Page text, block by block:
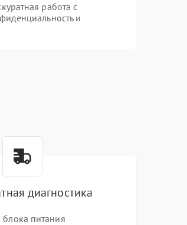
работа с
и
диагностика
питания